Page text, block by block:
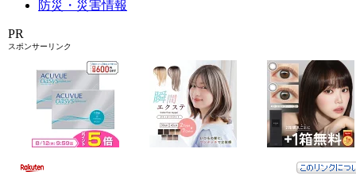
防災・災害情報
PR
スポンサーリンク